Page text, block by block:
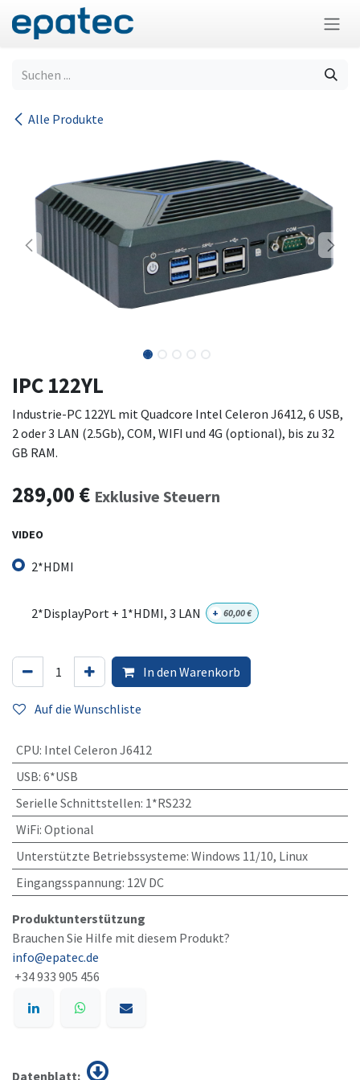
Zum Inhalt springen
Alle Produkte
IPC 122YL
Industrie-PC 122YL mit Quadcore Intel Celeron J6412, 6 USB,
2 oder 3 LAN (2.5Gb), COM, WIFI und 4G (optional), bis zu 32
GB RAM.
289,00 € Exklusive Steuern
VIDEO
2*HDMI
2*DisplayPort + 1*HDMI, 3 LAN + 60,00€
In den Warenkorb
Auf die Wunschliste
CPU: Intel Celeron J6412
USB: 6*USB
Serielle Schnittstellen: 1*RS232
WiFi: Optional
Unterstützte Betriebssysteme: Windows 11/10, Linux
Eingangsspannung: 12V DC
Produktunterstützung
​Brauchen Sie Hilfe mit diesem Produkt?
info@epatec.de
+34 933 905 456
Datenblatt: